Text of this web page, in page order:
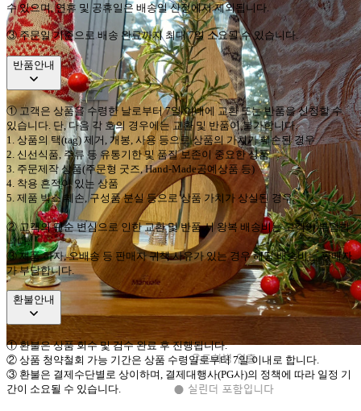
수 있으며,연휴 및 공휴일은 배송일 산정에서 제외됩니다
③ 주문일 기준으로 배송 완료까지 최대 7일 소요될 수 있습니다.
반품안내
①고객은 상품을 수령한 날로부터7일 이내에 교환 또는 반품을 신청할 수
있습니다 단,다음 각 호의 경우에는 교환 및 반품이 불가합니다.
1. 상품의 택(tag) 제거 개봉 사용 등으로 상품의 가치가 훼손된 경우
2. 신선식품 ,주류 등 유통기한 및 품질 보존이 중요한 상품
3. 주문제작 상품(주문형 굿즈 , Hand-Made공예상품 등)
4. 착용 흔적이 있는 상품
5. 제품 박스 훼손 ,구성품 분실 등으로 상품 가치가 상실된 경우
②고객의 단순 변심으로 인한 교환 및 반품 시 왕복 배송비는 고객이 부담합
니다.
③제품 하자,오배송 등 판매자 귀책 사유가 있는 경우 해당 배송비는 판매자
가 부담합니다
환불안내
①환불은 상품 회수 및 검수 완료 후 진행됩니다.
② 상품 청약철회 가능 기간은 상품 수령일로부터7일 이내로 합니다
③ 환불은 결제수단별로 상이하며 결제대행사(PG사)의 정책에 따라 일정 기
간이 소요될 수 있습니다